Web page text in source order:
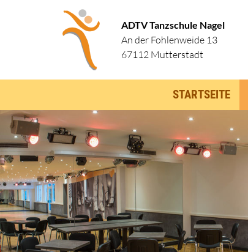
ADTV Tanzschule Nagel
An der Fohlenweide 13
67112 Mutterstadt
STARTSEITE